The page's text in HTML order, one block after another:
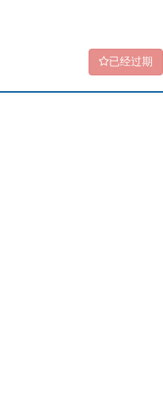
已经过期